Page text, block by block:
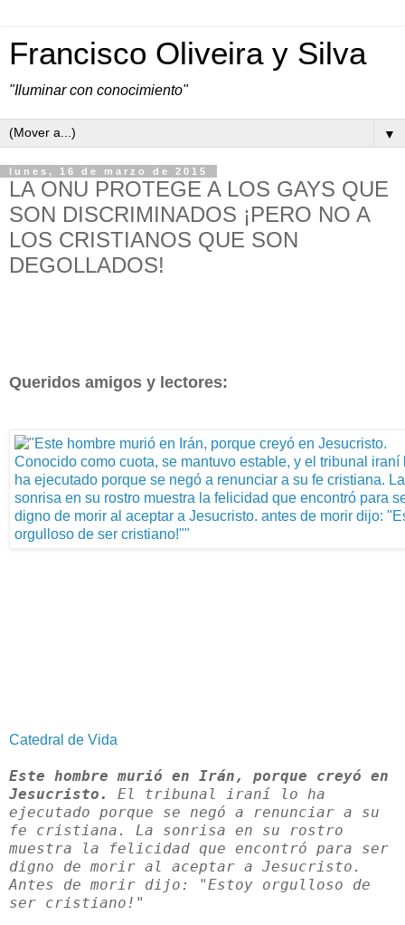
Francisco Oliveira y Silva
"Iluminar con conocimiento"
▼
lunes, 16 de marzo de 2015
LA ONU PROTEGE A LOS GAYS QUE
SON DISCRIMINADOS ¡PERO NO A
LOS CRISTIANOS QUE SON
DEGOLLADOS!
Queridos amigos y lectores:
Catedral de Vida
Este hombre murió en Irán, porque creyó en
Jesucristo.
El tribunal iraní lo ha
ejecutado porque se negó a renunciar a su
fe cristiana. La sonrisa en su rostro
muestra la felicidad que encontró para ser
digno de morir al aceptar a Jesucristo.
Antes de morir dijo: "Estoy orgulloso de
ser cristiano!"